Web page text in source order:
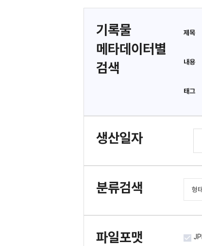
기록물
메타데이터별
검색
제목
내용
태그
생산일자
분류검색 형
파일포맷